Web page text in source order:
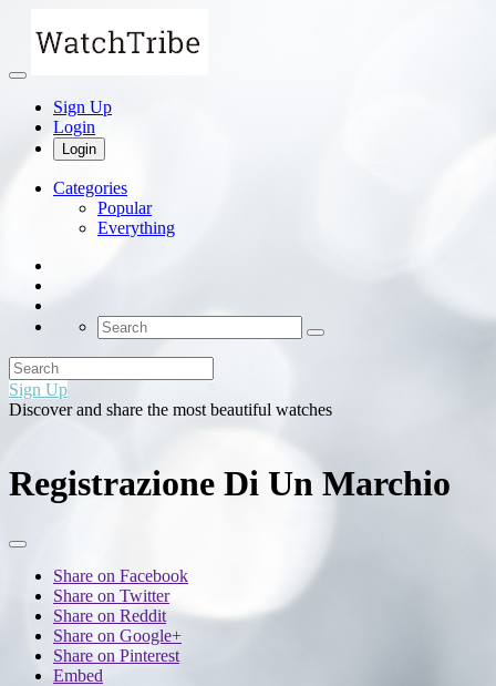
Sign Up
Login
Login
Categories
Popular
Everything
Sign Up
Discover and share the most beautiful watches
Registrazione Di Un Marchio
Share on Facebook
Share on Twitter
Share on Reddit
Share on Google+
Share on Pinterest
Embed